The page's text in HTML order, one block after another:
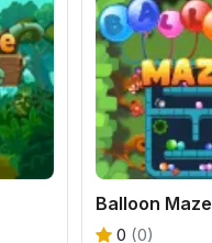
Balloon Maze
0 (0)